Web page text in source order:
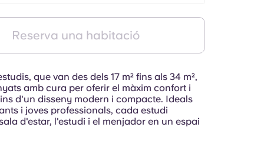
Reserva una habitació
que van des dels 17 m² fins als 34 m²,
amb cura per oferir el màxim confort i
d'un disseny modern i compacte. Ideals
i joves professionals, cada estudi
d'estar, l'estudi i el menjador en un espai